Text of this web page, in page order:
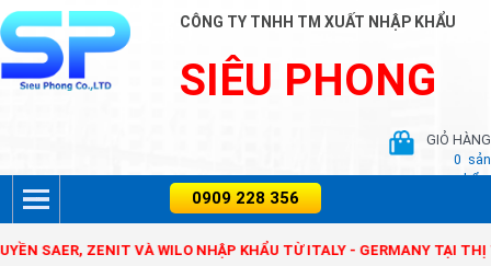
CÔNG TY TNHH TM XUẤT NHẬP KHẨU
SIÊU PHONG
GIỎ HÀNG
0 sản
phẩm
ZENIT VÀ WILO NHẬP KHẨU TỪ ITALY - GERMANY TẠI THỊ